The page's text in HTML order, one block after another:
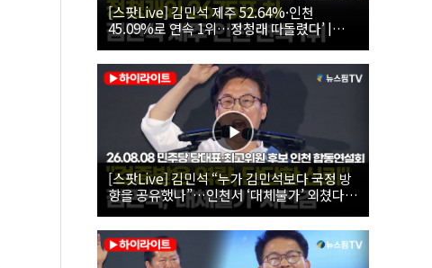
[스팟Live] 김민석 제주 52.64%·인천
45.09%로 연속 1위…정청래 따돌렸다’ |
26.08.08 더불어민주당 당대표·최고위원 후
보 인천 합동연설회
[스팟Live] 김민석 “누가 김민석보다 국정 방
향을 공유했나”…인천서 ‘대체불가’ 외쳤다 |
26.08.08 더불어민주당 당대표·최고위원 후
보 인천 합동연설회